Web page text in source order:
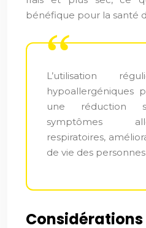
bénéfique pour la santé
L’utilisation
hypoallergéniques
une réduction
symptômes
respiratoires,
de vie des